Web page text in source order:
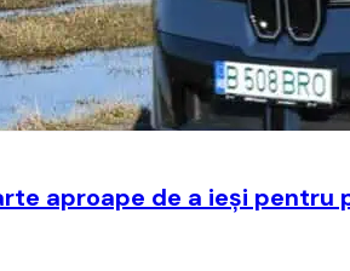
aproape de a ieşi pentru